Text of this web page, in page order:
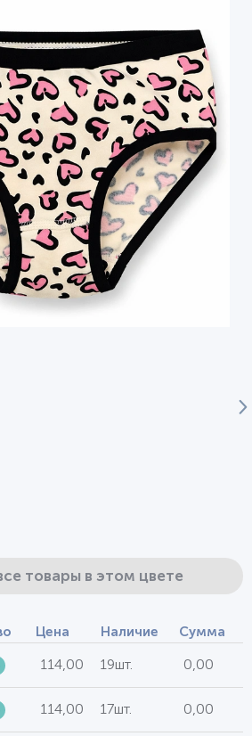
товары в этом цвете
Цена Наличие Сумма
114,00 19шт. 0,00
114,00 17шт. 0,00